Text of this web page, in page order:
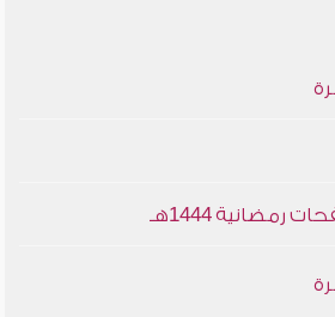
1444هـ